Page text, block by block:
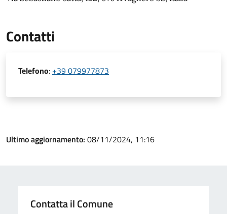
Contatti
Telefono: +39 079977873
Ultimo aggiornamento: 08/11/2024, 11:16
Contatta il Comune